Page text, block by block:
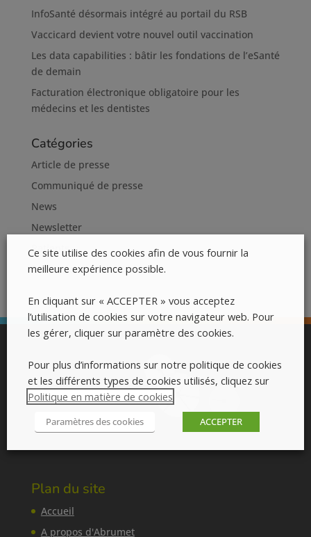
InfoSanté désormais intégré au portail du RSB
Vaccicard devient votre nouvel outil vaccination
Les data capabilities : bâtir les fondations de l’eSanté
de demain
Facturation électronique obligatoire pour les
médecins et les dentistes
Catégories
Article de presse
Communiqué de presse
News
Newsletter
Patients
Professionnels de la santé
Plan du site
Accueil
A propos d'Abrumet
Ce site utilise des cookies afin de vous fournir la
meilleure expérience possible.
En cliquant sur « ACCEPTER » vous acceptez
l’utilisation de cookies sur votre navigateur web. Pour
les gérer, cliquer sur paramètre des cookies.
Pour plus d’informations sur notre politique de cookies
et les différents types de cookies utilisés, cliquez sur
Politique en matière de cookies
Paramètres des cookies ACCEPTER